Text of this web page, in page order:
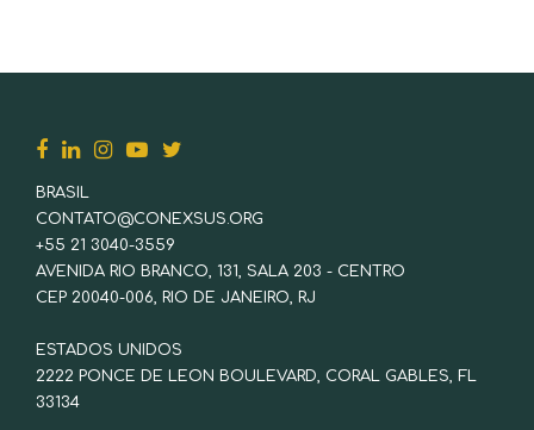
BRASIL
CONTATO@CONEXSUS.ORG
+55 21 3040-3559
AVENIDA RIO BRANCO, 131, SALA 203 - CENTRO
CEP 20040-006, RIO DE JANEIRO, RJ
ESTADOS UNIDOS
2222 PONCE DE LEON BOULEVARD, CORAL GABLES, FL
33134